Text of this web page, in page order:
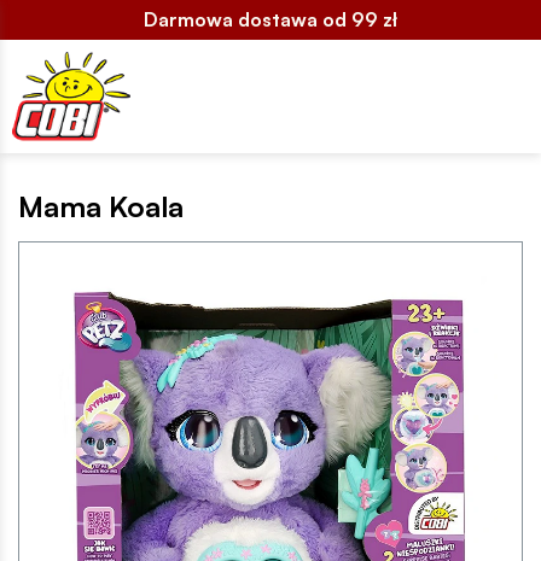
Darmowa dostawa od 99 zł
Mama Koala